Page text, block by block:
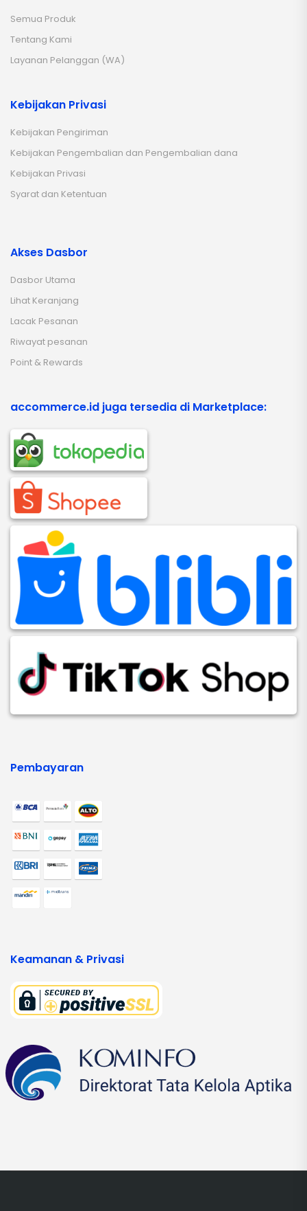
Semua Produk
Tentang Kami
Layanan Pelanggan (WA)
Kebijakan Privasi
Kebijakan Pengiriman
Kebijakan Pengembalian dan Pengembalian dana
Kebijakan Privasi
Syarat dan Ketentuan
Akses Dasbor
Dasbor Utama
Lihat Keranjang
Lacak Pesanan
Riwayat pesanan
Point & Rewards
accommerce.id juga tersedia di Marketplace:
Pembayaran
Keamanan & Privasi